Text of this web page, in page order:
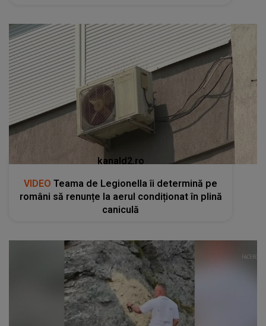
kanald2.ro
VIDEO Teama de Legionella îi determină pe
români să renunțe la aerul condiționat în plină
caniculă